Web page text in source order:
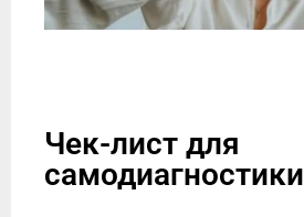
Чек-лист для
самодиагностики